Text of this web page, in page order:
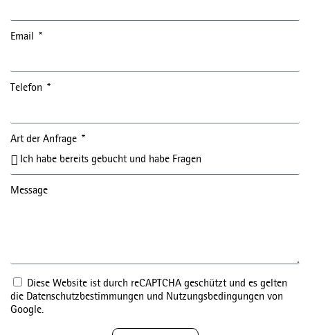
Email
Telefon
Art der Anfrage
Message
Diese Website ist durch reCAPTCHA geschützt und es gelten
die Datenschutzbestimmungen und Nutzungsbedingungen von
Google.